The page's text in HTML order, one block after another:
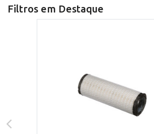
Filtros em Destaque